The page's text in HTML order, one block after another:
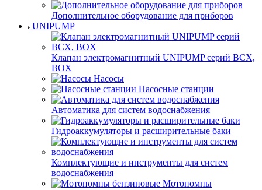
Дополнительное оборудование для приборов
UNIPUMP
Клапан электромагнитный UNIPUMP серий BCX,
BOX
Насосы
Насосные станции
Автоматика для систем водоснабжения
Гидроаккумуляторы и расширительные баки
Комплектующие и инструменты для систем
водоснабжения
Мотопомпы